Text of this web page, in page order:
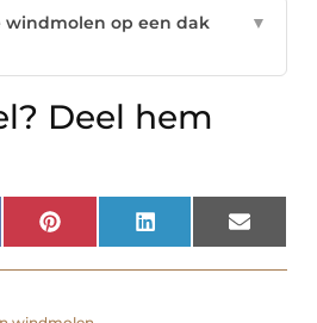
windmolen op een dak
▼
Deel hem
Pinterest LinkedIn Email